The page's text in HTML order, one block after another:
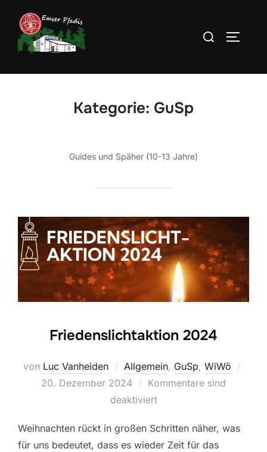
Inhalt
springen
Suchen
Kategorie: GuSp
Guides und Späher (10-13 Jahre)
Friedenslichtaktion 2024
von Luc Vanheiden Allgemein, GuSp, WiWö
20. Dezember 2024
Kommentare sind
deaktiviert
Weihnachten rückt in großen Schritten näher, was
für uns bedeutet, dass es wieder Zeit für das